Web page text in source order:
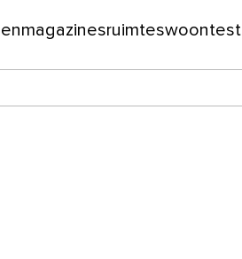
magazinesruimteswoontest